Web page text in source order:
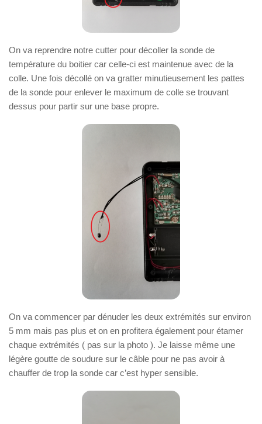
On va reprendre notre cutter pour décoller la sonde de
température du boitier car celle-ci est maintenue avec de la
colle. Une fois décollé on va gratter minutieusement les pattes
de la sonde pour enlever le maximum de colle se trouvant
dessus pour partir sur une base propre.
On va commencer par dénuder les deux extrémités sur environ
5 mm mais pas plus et on en profitera également pour étamer
chaque extrémités ( pas sur la photo ). Je laisse même une
légère goutte de soudure sur le câble pour ne pas avoir à
chauffer de trop la sonde car c’est hyper sensible.